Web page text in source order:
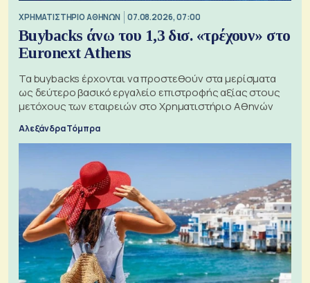
XΡΗΜΑΤΙΣΤΗΡΙΟ ΑΘΗΝΩΝ 07.08.2026, 07:00
Buybacks άνω του 1,3 δισ. «τρέχουν» στο
Euronext Athens
Τα buybacks έρχονται να προστεθούν στα μερίσματα
ως δεύτερο βασικό εργαλείο επιστροφής αξίας στους
μετόχους των εταιρειών στο Χρηματιστήριο Αθηνών
Αλεξάνδρα Τόμπρα